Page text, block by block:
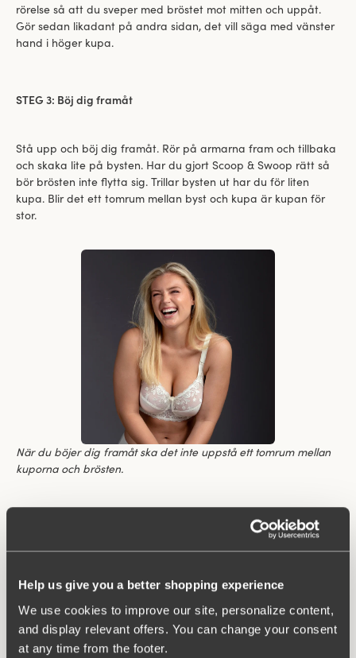
Help us give you a better shopping experience
We use cookies to improve our site, personalize content,
and display relevant offers. You can change your consent
at any time from the footer.
rörelse så att du sveper med bröstet mot mitten och uppåt.
Gör sedan likadant på andra sidan, det vill säga med vänster
hand i höger kupa.
STEG 3: Böj dig framåt
Stå upp och böj dig framåt. Rör på armarna fram och tillbaka
och skaka lite på bysten. Har du gjort Scoop & Swoop rätt så
bör brösten inte flytta sig. Trillar bysten ut har du för liten
kupa. Blir det ett tomrum mellan byst och kupa är kupan för
stor.
När du böjer dig framåt ska det inte uppstå ett tomrum mellan
kuporna och brösten.
bh som känns eller sitter bra? Du vet väl att hos Miss Mary får
du personlig service 7 dagar i veckan över telefon, mejl eller
kvinnor de aldrig träffat i verkligheten. Inga frågor är för stora
Filtrera